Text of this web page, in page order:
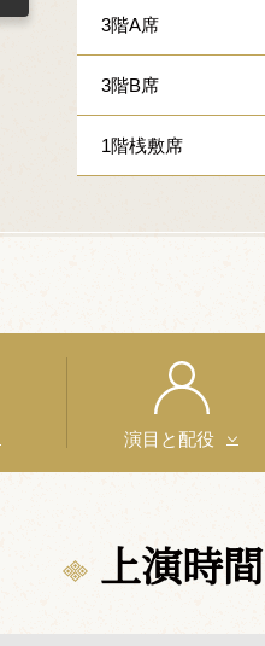
3階A席
3階B席
1階桟敷席
演目と配役
上演時間